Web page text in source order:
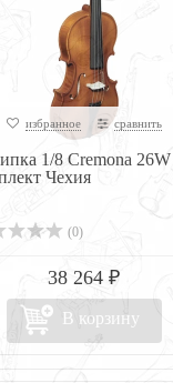
избранное сравнить
1/8 Cremona 26W
Чехия
(0)
38 264 ₽
В корзину